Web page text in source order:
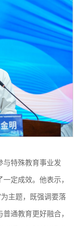
与特殊教育事业发
定成效。他表示，
主题，既强调要落
通教育更好融合，